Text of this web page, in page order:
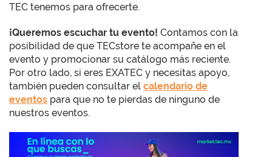
TEC tenemos para ofrecerte.
¡Queremos escuchar tu evento! Contamos con la
posibilidad de que TECstore te acompañe en el
evento y promocionar su catálogo más reciente.
Por otro lado, si eres EXATEC y necesitas apoyo,
también pueden consultar el calendario de
eventos para que no te pierdas de ninguno de
nuestros eventos.